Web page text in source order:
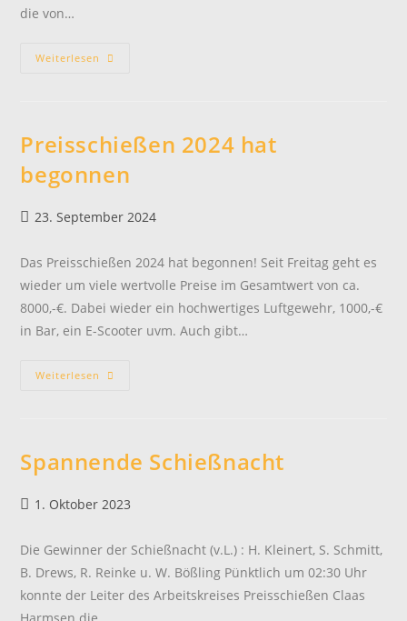
die von…
Weiterlesen Sperrung
Preisschießen 2024 hat
begonnen
Beitrag
23. September 2024
Das Preisschießen 2024 hat begonnen! Seit Freitag geht es
wieder um viele wertvolle Preise im Gesamtwert von ca.
8000,-€. Dabei wieder ein hochwertiges Luftgewehr, 1000,-€
in Bar, ein E-Scooter uvm. Auch gibt…
Weiterlesen Preisschießen
Spannende Schießnacht
Beitrag
1. Oktober 2023
Die Gewinner der Schießnacht (v.L.) : H. Kleinert, S. Schmitt,
B. Drews, R. Reinke u. W. Bößling Pünktlich um 02:30 Uhr
konnte der Leiter des Arbeitskreises Preisschießen Claas